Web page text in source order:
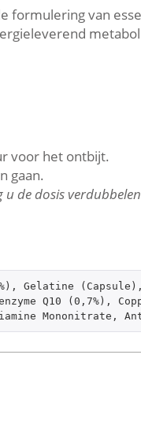
formulering van
voor het ontbijt.
gaan.
de dosis
Gelatine
Q10 (0,7%),
Mononitrate,